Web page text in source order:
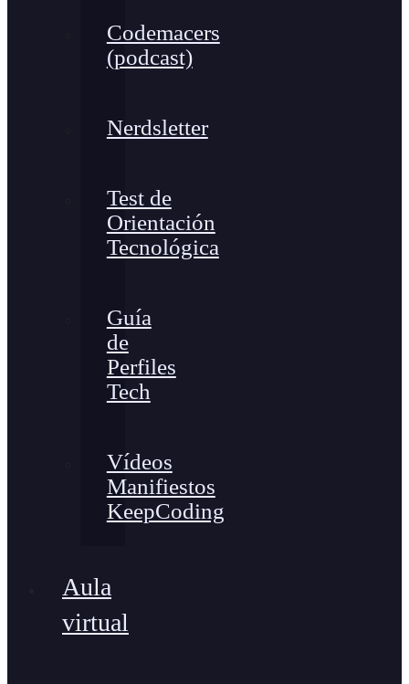
Codemacers
(podcast)
Nerdsletter
Test de
Orientación
Tecnológica
Guía
de
Perfiles
Tech
Vídeos
Manifiestos
KeepCoding
Aula
virtual